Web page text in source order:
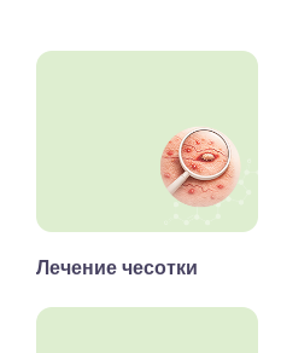
Лечение чесотки